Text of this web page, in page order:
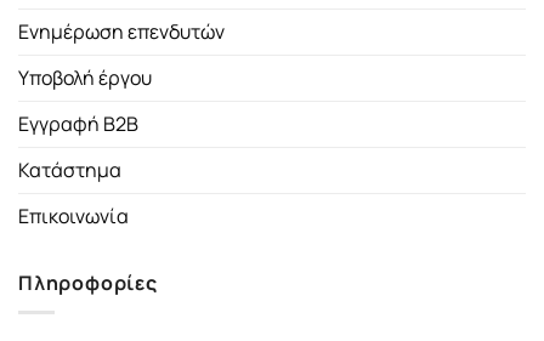
Ενημέρωση επενδυτών
Υποβολή έργου
Εγγραφή B2B
Κατάστημα
Επικοινωνία
Πληροφορίες